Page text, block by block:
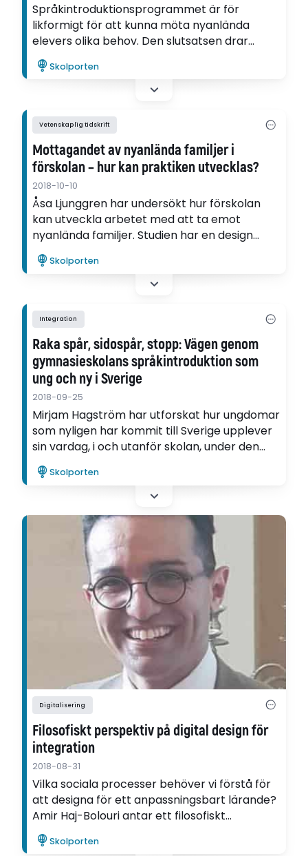
Språkintroduktionsprogrammet är för
likformigt för att kunna möta nyanlända
elevers olika behov. Den slutsatsen drar
Mirjam Hagström som forskat om nyanlända
ungdomars erfarenheter av att komma till
Skolporten
Vetenskaplig tidskrift
Mottagandet av nyanlända familjer i
förskolan – hur kan praktiken utvecklas?
2018-10-10
Åsa Ljunggren har undersökt hur förskolan
kan utveckla arbetet med att ta emot
nyanlända familjer. Studien har en design
inspirerad av aktionsforskning, och bygger på
ett samarbete mellan universitet och
Skolporten
Integration
Raka spår, sidospår, stopp: Vägen genom
gymnasieskolans språkintroduktion som
ung och ny i Sverige
2018-09-25
Mirjam Hagström har utforskat hur ungdomar
som nyligen har kommit till Sverige upplever
sin vardag, i och utanför skolan, under den
första tiden efter migrationen, samt hur de
ser på sin framtid i det svenska samhället.
Skolporten
Digitalisering
Filosofiskt perspektiv på digital design för
integration
2018-08-31
Vilka sociala processer behöver vi förstå för
att designa för ett anpassningsbart lärande?
Amir Haj-Bolouri antar ett filosofiskt
perspektiv i sin avhandling om hur digitala
system kan stötta integration.
Skolporten